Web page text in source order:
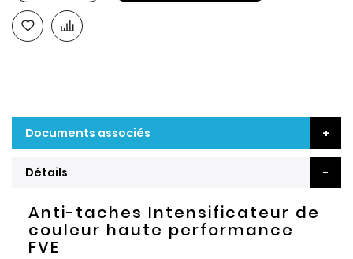
Détails
Anti-taches Intensificateur de
couleur haute performance
FVE
Documents associés